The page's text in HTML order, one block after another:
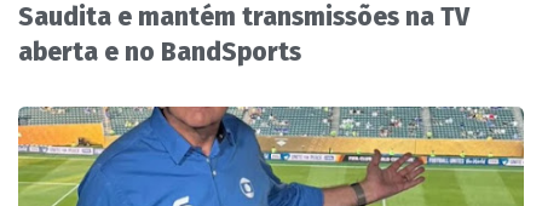
Saudita e mantém transmissões na TV
aberta e no BandSports